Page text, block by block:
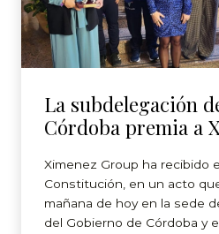
La subdelegación
Córdoba premia a
Ximenez Group ha recibido
Constitución, en un acto
mañana de hoy en la sede
del Gobierno de Córdoba y